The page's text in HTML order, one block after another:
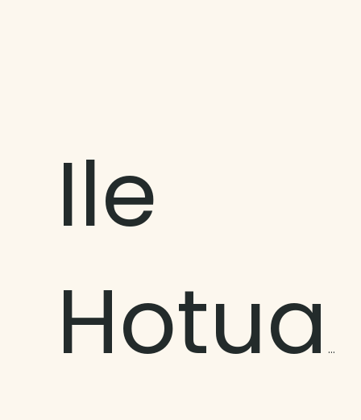
Ile
Hotuatua